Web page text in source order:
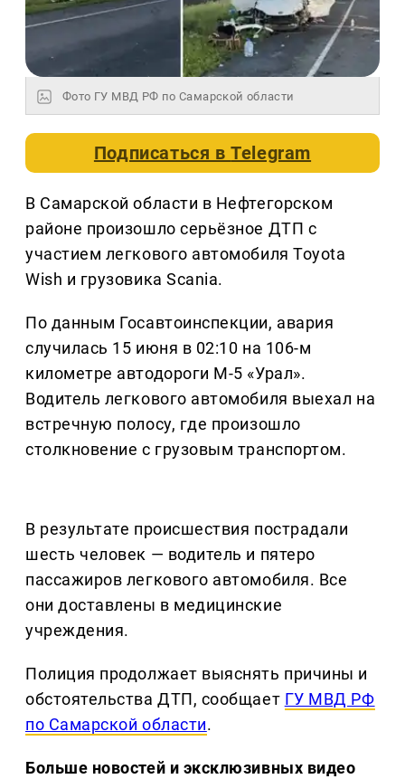
Фото ГУ МВД РФ по Самарской области
Подписаться вTelegram
В Самарской области в Нефтегорском
районе произошло серьёзное ДТП с
участием легкового автомобиля Toyota
Wish и грузовика Scania.
По данным Госавтоинспекции, авария
случилась 15 июня в 02:10 на 106-м
километре автодороги М-5 «Урал».
Водитель легкового автомобиля выехал на
встречную полосу, где произошло
столкновение с грузовым транспортом.
В результате происшествия пострадали
шесть человек — водитель и пятеро
пассажиров легкового автомобиля. Все
они доставлены в медицинские
учреждения.
Полиция продолжает выяснять причины и
обстоятельства ДТП, сообщает ГУ МВД РФ
по Самарской области.
Больше новостей и эксклюзивных видео